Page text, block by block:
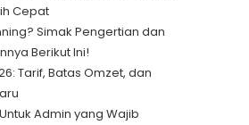
Cepat
Simak Pengertian dan
Berikut Ini!
Tarif, Batas Omzet, dan
Admin yang Wajib